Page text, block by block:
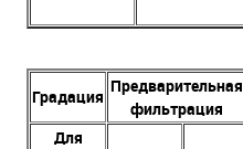
Градация
Предварительная
фильтрация
Для